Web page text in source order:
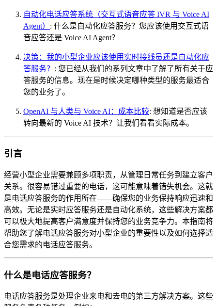
自动化电话应答系统（交互式语音应答 IVR 与 Voice AI
Agent） : 什么是自动化应答服务？您应该使用交互式语
音应答还是 Voice AI Agent？
决策：我的小型企业应该使用实时接线员还是自动化应
答服务？ : 您已经从我们的系列文章中了解了所有关于应
答服务的信息。现在是时候决定哪种类型的服务最适合
您的业务了。
OpenAI 与人类与 Voice AI：成本比较: 想知道是否应该
转向最新的 Voice AI 技术？让我们看看实际成本。
引言
经营小型企业需要兼顾多项职责，从管理日常任务到建立客户
关系。很容易错过重要的电话，这可能意味着错失机会。这就
是电话应答服务的作用所在——确保您的业务保持响应迅速和
高效。无论是实时应答服务还是自动化系统，这些解决方案都
可以极大地提高客户满意度并保持您的业务竞争力。本指南将
帮助您了解电话应答服务对小型企业的重要性以及如何选择适
合您需求的电话应答服务。
什么是电话应答服务？
电话应答服务是处理企业来电和去电的第三方解决方案。这些